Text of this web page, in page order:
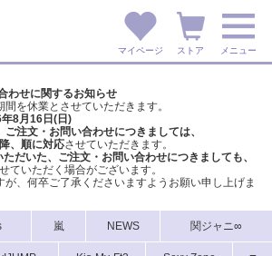
マイページ ストア メニュー
わせに関するお知らせ
を休業とさせていただきます。
8月16日(日)
注文・お問い合わせにつきましては、
、順に対応させていただきます。
だいた、ご注文・ お問い合わせにつきましても、
ていただく場合がございます。
、 何卒ご了承くださいますようお願い申し上げま
嵐 NEWS 関ジャニ∞